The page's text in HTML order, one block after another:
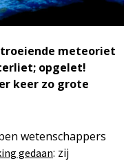
meteoriet
opgelet!
keer zo grote
wetenschappers
gedaan: zij